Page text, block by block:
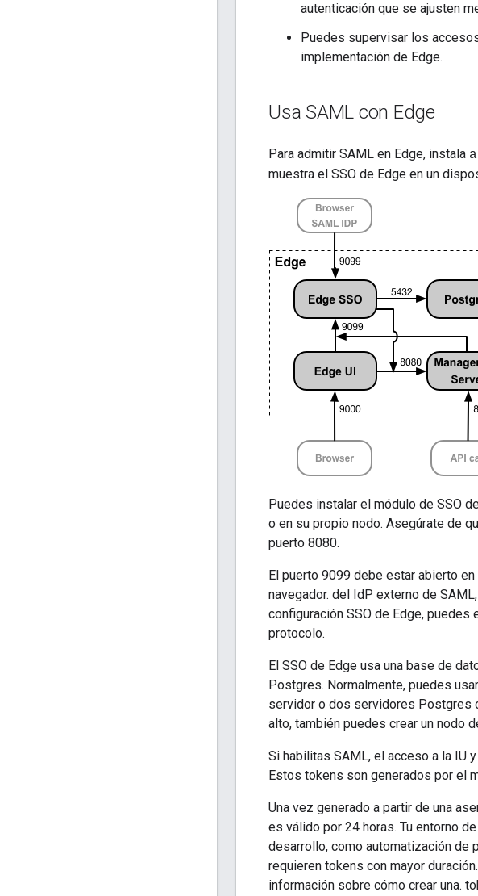
autenticación que se ajusten
Puedes supervisar los
implementación de Edge.
Usa SAML con Edge
Para admitir SAML en Edge, instala
muestra el SSO de Edge en un
Puedes instalar el módulo de SSO
o en su propio nodo. Asegúrate de
puerto 8080.
El puerto 9099 debe estar abierto
navegador. del IdP externo de
configuración SSO de Edge,
protocolo.
El SSO de Edge usa una base de
Postgres. Normalmente, puedes
servidor o dos servidores Postgres
alto, también puedes crear un nodo
Si habilitas SAML, el acceso a la IU
Estos tokens son generados por el
Una vez generado a partir de una
es válido por 24 horas. Tu entorno
desarrollo, como automatización de
requieren tokens con mayor
información sobre cómo crear una.